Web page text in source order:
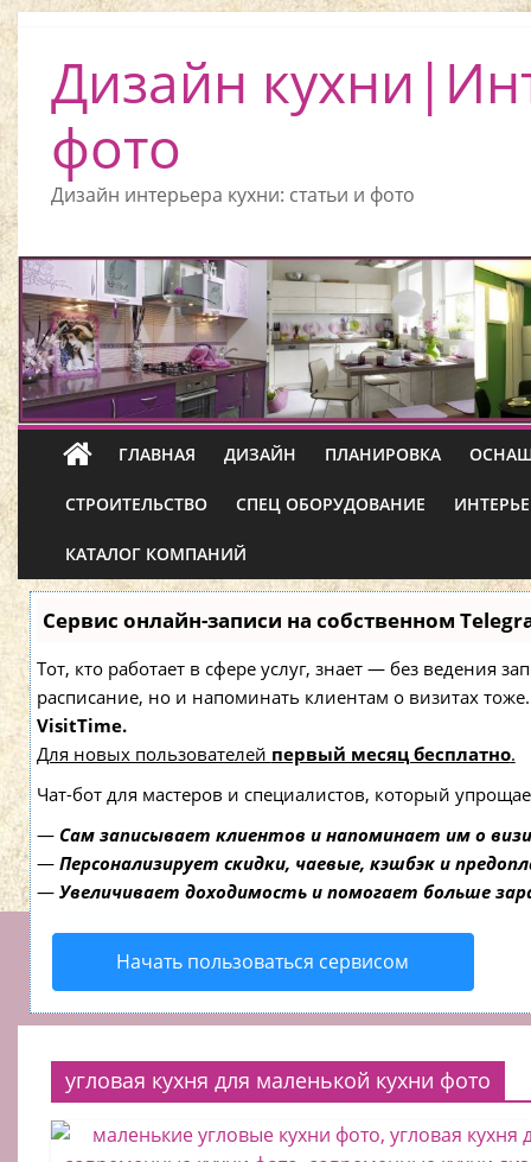
Дизайн
фото
Дизайн интерьера кухни: статьи и фото
ГЛАВНАЯ ДИЗАЙН ПЛАНИРОВКА
СТРОИТЕЛЬСТВО СПЕЦ ОБОРУДОВАНИЕ
КАТАЛОГ КОМПАНИЙ
Сервис онлайн-записи на собственном
Тот, кто работает в сфере услуг, знает — без ведения
расписание, но и напоминать клиентам о визитах
VisitTime.
Для новых пользователей первый месяц бесплатно.
Чат-бот для мастеров и специалистов, который
— Сам записывает клиентов и напоминает им о
— Персонализирует скидки, чаевые, кэшбэк и
— Увеличивает доходимость и помогает больше
Начать пользоваться сервисом
угловая кухня для маленькой кухни фото